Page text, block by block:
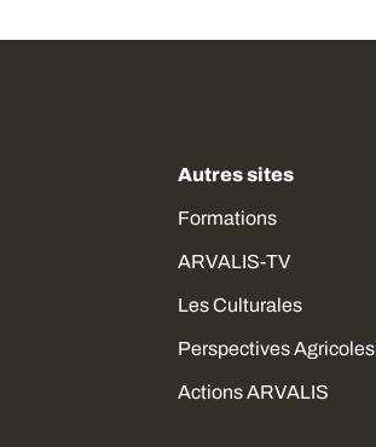
Autres sites
Formations
ARVALIS-TV
Les Culturales
Perspectives Agricoles
Actions ARVALIS